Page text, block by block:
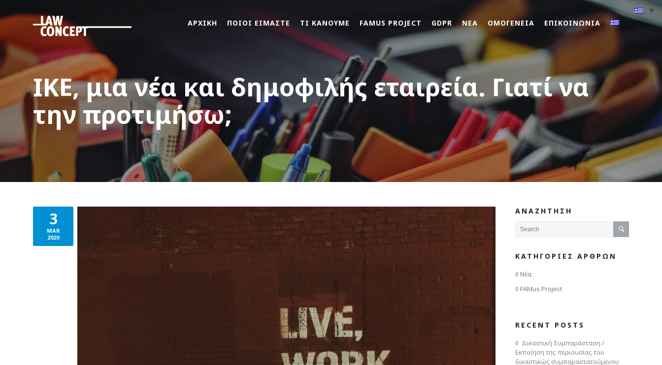
ΑΡΧΙΚΗ ΠΟΙΟΙ ΕΙΜΑΣΤΕ ΤΙ ΚΑΝΟΥΜΕ FAMUS PROJECT GDPR ΝΕΑ ΟΜΟΓΕΝΕΙΑ ΕΠΙΚΟΙΝΩΝΙΑ
ΙΚΕ, μια νέα και δημοφιλής εταιρεία. Γιατί να
την προτιμήσω;
3
MAR
2020
ΑΝΑΖΗΤΗΣΗ
ΚΑΤΗΓΟΡΙΕΣ ΑΡΘΡΩΝ
Νέα
FAMus Project
RECENT POSTS
Δικαστική Συμπαράσταση /
Εκποίηση της περιουσίας του
δικαστικώς συμπαραστατούμενου
ΠΟΙΟΙ
ΕΙΜΑΣΤΕ
ΤΙ
ΚΑΝΟΥΜΕ
Project
GDPR
ΟΜΟΓΕΝΕΙΑ
ΕΠΙΚΟΙΝΩΝΙΑ